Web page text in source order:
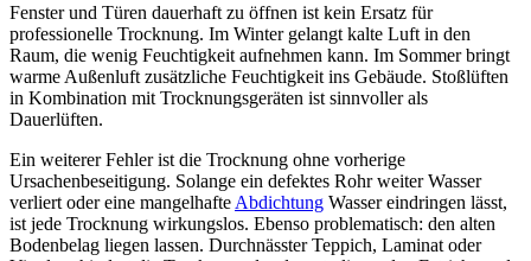
Fenster und Türen dauerhaft zu öffnen ist kein Ersatz für
professionelle Trocknung. Im Winter gelangt kalte Luft in den
Raum, die wenig Feuchtigkeit aufnehmen kann. Im Sommer bringt
warme Außenluft zusätzliche Feuchtigkeit ins Gebäude. Stoßlüften
in Kombination mit Trocknungsgeräten ist sinnvoller als
Dauerlüften.
Ein weiterer Fehler ist die Trocknung ohne vorherige
Ursachenbeseitigung. Solange ein defektes Rohr weiter Wasser
verliert oder eine mangelhafte Abdichtung Wasser eindringen lässt,
ist jede Trocknung wirkungslos. Ebenso problematisch: den alten
Bodenbelag liegen lassen. Durchnässter Teppich, Laminat oder